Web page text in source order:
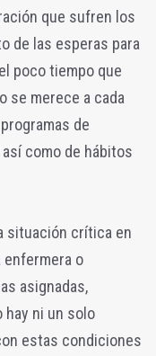
que sufren los
de las esperas para
poco tiempo que
se merece a cada
de
como de hábitos
situación crítica en
enfermera o
asignadas,
hay ni un solo
estas condiciones